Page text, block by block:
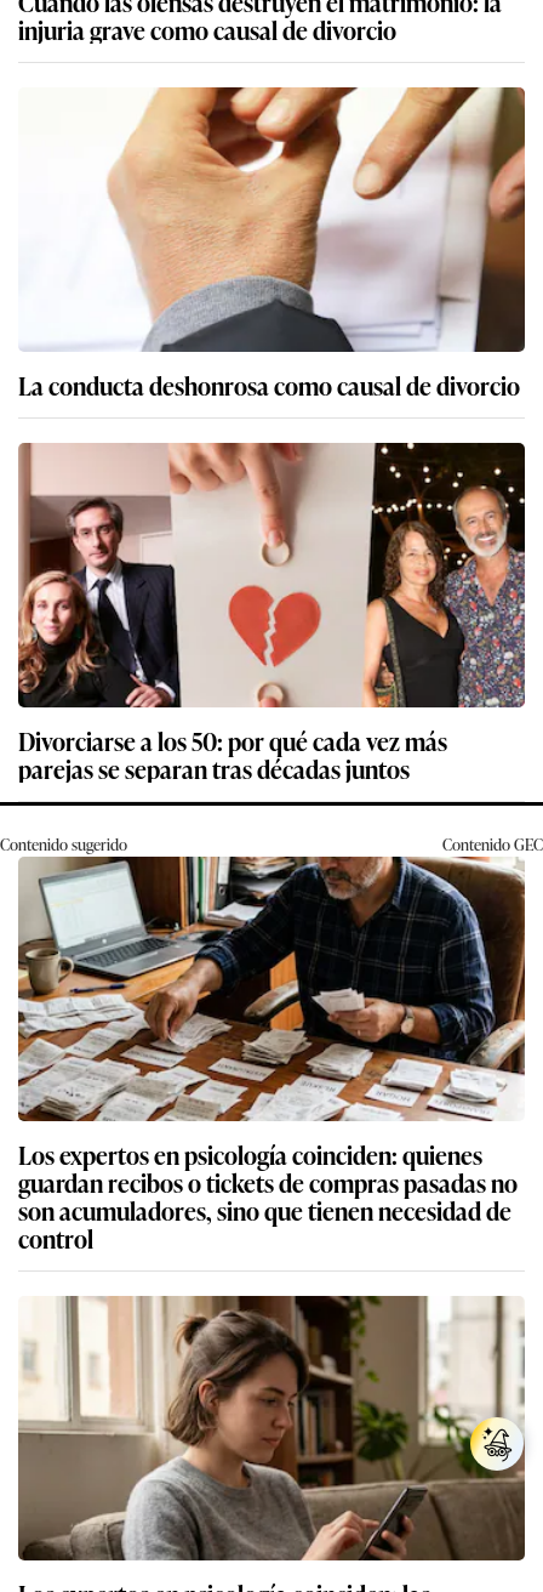
injuria grave como causal de divorcio
La conducta deshonrosa como causal de divorcio
Divorciarse a los 50: por qué cada vez más
parejas se separan tras décadas juntos
Contenido sugerido ContenidoGEC
Los expertos en psicología coinciden: quienes
guardan recibos o tickets de compras pasadas no
son acumuladores, sino que tienen necesidad de
control